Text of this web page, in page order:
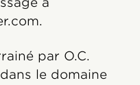
par O.C.
le domaine